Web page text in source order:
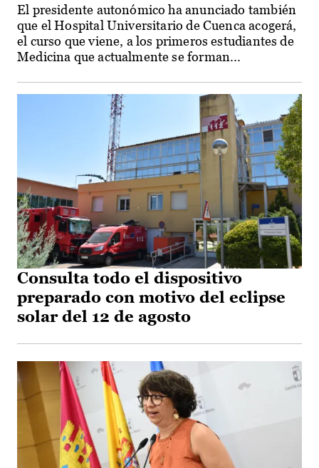
El presidente autonómico ha anunciado también
que el Hospital Universitario de Cuenca acogerá,
el curso que viene, a los primeros estudiantes de
Medicina que actualmente se forman...
Consulta todo el dispositivo
preparado con motivo del eclipse
solar del 12 de agosto